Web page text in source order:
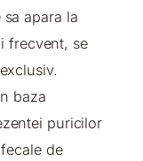
apara la
frecvent, se
baza
puricilor
de